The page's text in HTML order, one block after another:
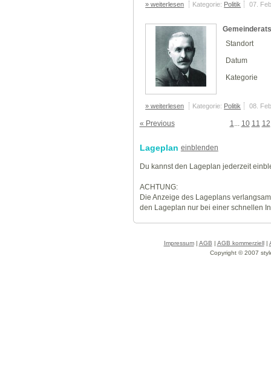
» weiterlesen Kategorie: Politik 07.
Standort
Datum
Kategorie
» weiterlesen Kategorie: Politik 08.
« Previous 1... 10 11 12
Lageplan einblenden
Du kannst den Lageplan jederzeit
ACHTUNG:
Die Anzeige des Lageplans
den Lageplan nur bei einer schnellen
Impressum| AGB | AGB kommerziell|
Copyright © 2007